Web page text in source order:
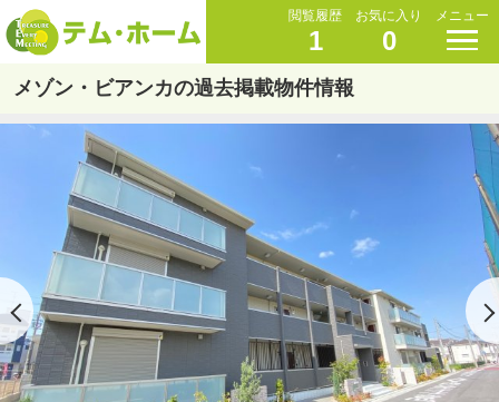
閲覧履歴
1
お気に入り
0
メニュー
メゾン・ビアンカの過去掲載物件情報